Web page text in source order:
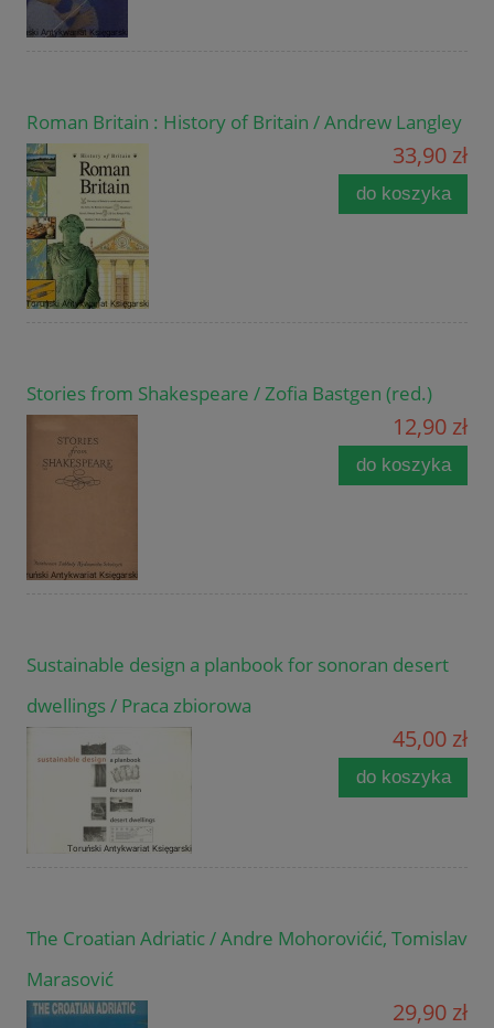
Roman Britain : History of Britain / Andrew Langley
33,90 zł
do koszyka
Stories from Shakespeare / Zofia Bastgen (red.)
12,90 zł
do koszyka
Sustainable design a planbook for sonoran desert
dwellings / Praca zbiorowa
45,00 zł
do koszyka
The Croatian Adriatic / Andre Mohorovićić, Tomislav
Marasović
29,90 zł